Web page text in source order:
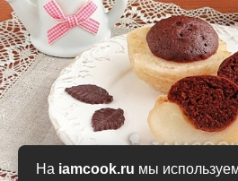
На iamcook.ru мы